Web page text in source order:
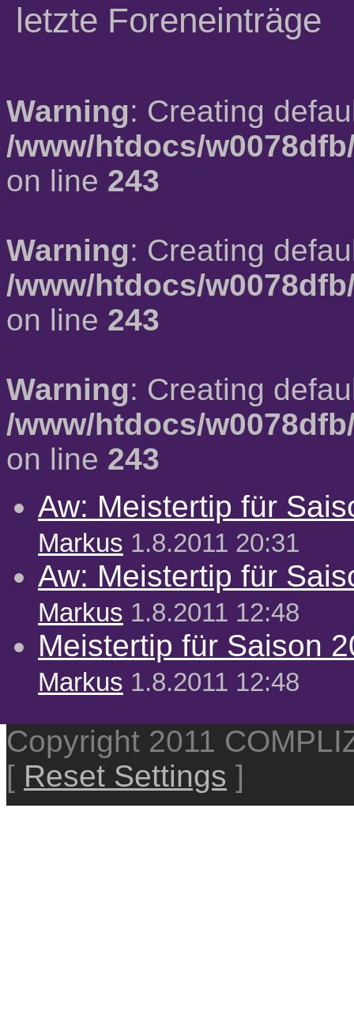
letzte Foreneinträge
Warning: Creating
/www/htdocs/
on line 243
Warning: Creating
/www/htdocs/
on line 243
Warning: Creating
/www/htdocs/
on line 243
Aw: Meistertip für
Markus 1.8.2011 20:31
Aw: Meistertip für
Markus 1.8.2011 12:48
Meistertip für Saison
Markus 1.8.2011 12:48
Copyright 2011
[ Reset Settings ]